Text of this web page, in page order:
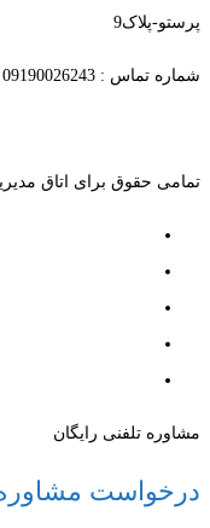
پرستو-پلاک9
شماره تماس : 09190026243
تمامی حقوق برای اتاق
مشاوره تلفنی رایگان
درخواست مشاوره